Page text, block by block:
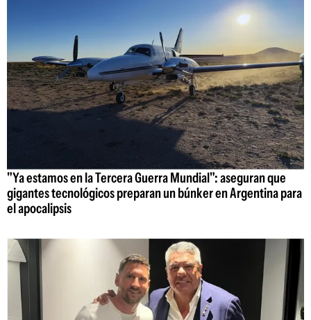
"Ya estamos en la Tercera Guerra Mundial": aseguran que
gigantes tecnológicos preparan un búnker en Argentina para
el apocalipsis